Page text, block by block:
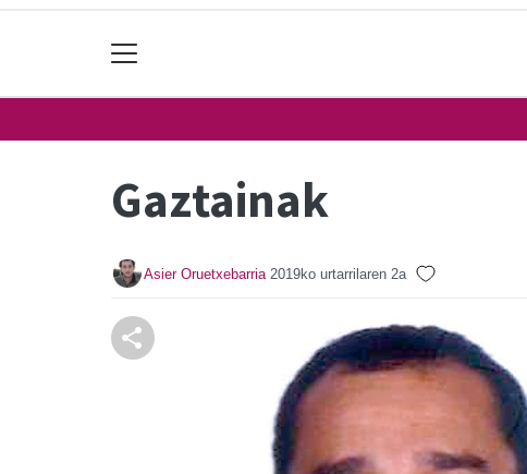
Gaztainak
Asier Oruetxebarria 2019ko urtarrilaren 2a